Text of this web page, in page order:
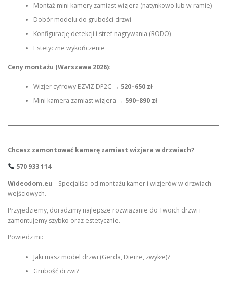
Montaż mini kamery zamiast wizjera (natynkowo lub w ramie)
Dobór modelu do grubości drzwi
Konfigurację detekcji i stref nagrywania (RODO)
Estetyczne wykończenie
Ceny montażu (Warszawa 2026):
Wizjer cyfrowy EZVIZ DP2C → 520–650 zł
Mini kamera zamiast wizjera → 590–890 zł
Chcesz zamontować kamerę zamiast wizjera w drzwiach?
570 933 114
Wideodom.eu – Specjaliści od montażu kamer i wizjerów w drzwiach
wejściowych.
Przyjedziemy, doradzimy najlepsze rozwiązanie do Twoich drzwi i
zamontujemy szybko oraz estetycznie.
Powiedz mi:
Jaki masz model drzwi (Gerda, Dierre, zwykłe)?
Grubość drzwi?